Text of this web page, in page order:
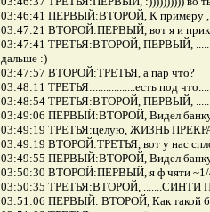
03:46:41 ПЕРВЫЙ:ВТОРОЙ, К примеру ,
03:47:21 ВТОРОЙ:ПЕРВЫЙ, вот я и
03:47:41 ТРЕТЬЯ:ВТОРОЙ, ПЕРВЫЙ,
дальше :)
03:47:57 ВТОРОЙ:ТРЕТЬЯ, а пар что?
03:48:11 ТРЕТЬЯ:................есть под
03:48:54 ТРЕТЬЯ:ВТОРОЙ, ПЕРВЫЙ,
03:49:06 ПЕРВЫЙ:ВТОРОЙ, Видел
03:49:19 ТРЕТЬЯ:целую, ЖИЗНЬ
03:49:19 ВТОРОЙ:ТРЕТЬЯ, вот у нас
03:49:55 ПЕРВЫЙ:ВТОРОЙ, Видел
03:50:30 ВТОРОЙ:ПЕРВЫЙ, я ф чяти ~1/4
03:50:35 ТРЕТЬЯ:ВТОРОЙ, .......СИНТИ
03:51:06 ПЕРВЫЙ: ВТОРОЙ, Как такой